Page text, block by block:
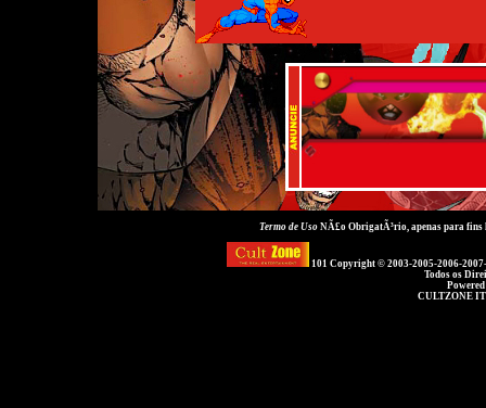
Termo de UsoNÃ£o ObrigatÃ³rio, apenas para
101 Copyright © 2003-2005-2006-
Todos os
CULTZONE